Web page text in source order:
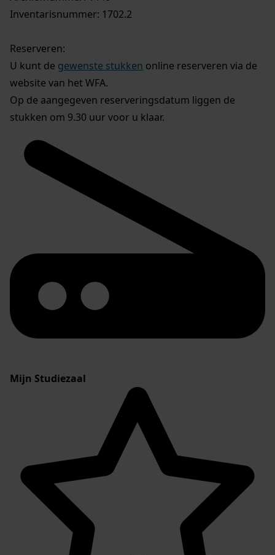
Inventarisnummer: 1702.2
Reserveren:
U kunt de gewenste stukken online reserveren via de
website van het WFA.
Op de aangegeven reserveringsdatum liggen de
stukken om 9.30 uur voor u klaar.
Mijn Studiezaal